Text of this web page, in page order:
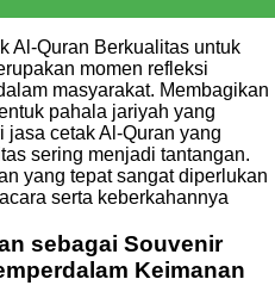
Al-Quran Berkualitas untuk
momen refleksi
masyarakat. Membagikan
pahala jariyah yang
jasa cetak Al-Quran yang
sering menjadi tantangan.
yang tepat sangat diperlukan
serta keberkahannya
sebagai Souvenir
Keimanan